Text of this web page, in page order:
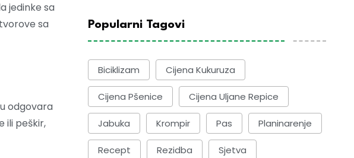
jedinke sa
sa
odgovara
ili peškir,
Popularni Tagovi
Biciklizam Cijena Kukuruza
Cijena Pšenice Cijena Uljane Repice
Jabuka Krompir Pas Planinarenje
Recept Rezidba Sjetva